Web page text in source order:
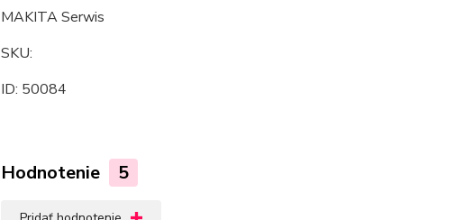
MAKITA Serwis
SKU:
ID: 50084
Hodnotenie 5